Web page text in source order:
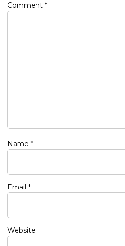
Comment *
Name *
Email *
Website